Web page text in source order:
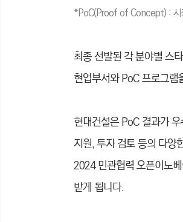
*PoC(Proof of Concept) : 시
최종 선발된 각 분야별 스
현업부서와 PoC 프로그램
현대건설은 PoC 결과가
지원, 투자 검토 등의 다양
2024 민관협력 오픈이노
받게 됩니다.